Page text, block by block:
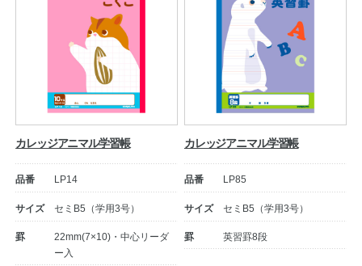
カレッジアニマル学習帳
品番 LP14
サイズ セミB5（学用3号）
罫
22mm(7×10)・中心リーダ
ー入
カレッジアニマル学習帳
品番 LP85
サイズ セミB5（学用3号）
罫 英習罫8段